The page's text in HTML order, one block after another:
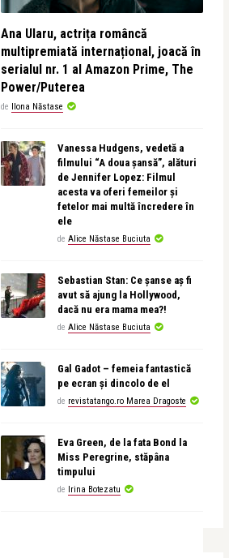
Ana Ularu, actrița româncă
multipremiată internațional, joacă în
serialul nr. 1 al Amazon Prime, The
Power/Puterea
de Ilona Năstase
Vanessa Hudgens, vedetă a
filmului “A doua șansă”, alături
de Jennifer Lopez: Filmul
acesta va oferi femeilor și
fetelor mai multă încredere în
ele
de Alice Năstase Buciuta
Sebastian Stan: Ce șanse aș fi
avut să ajung la Hollywood,
dacă nu era mama mea?!
de Alice Năstase Buciuta
Gal Gadot – femeia fantastică
pe ecran și dincolo de el
de revistatango.ro Marea Dragoste
Eva Green, de la fata Bond la
Miss Peregrine, stăpâna
timpului
de Irina Botezatu